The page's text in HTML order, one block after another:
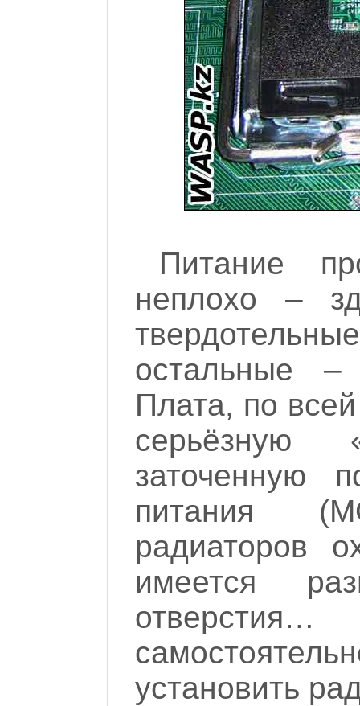
Питание
неплохо –
остальные –
Плата, по
серьёзную
заточенную
питания
радиаторов
имеется
установить